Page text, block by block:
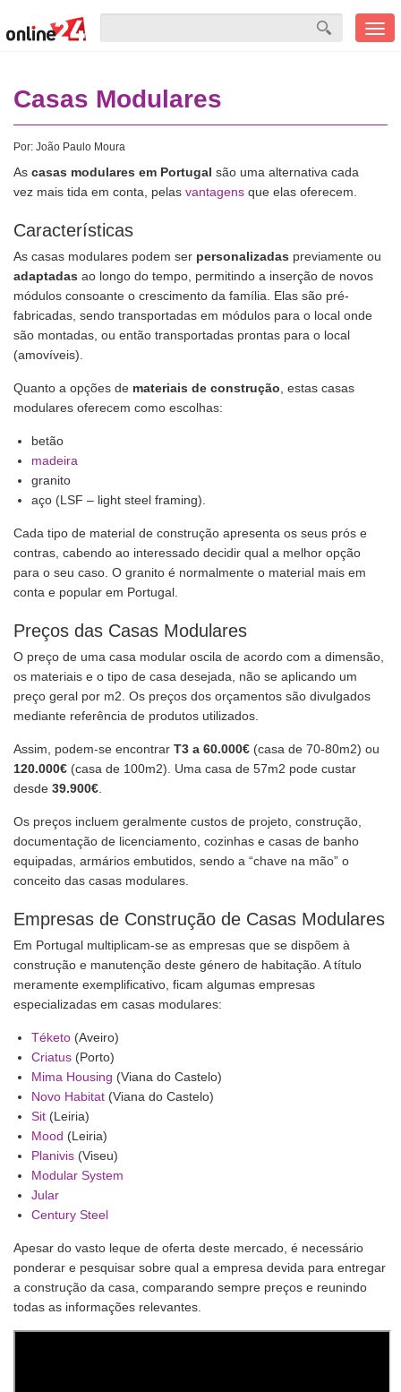
Casas Modulares
Por: João Paulo Moura
As casas modulares em Portugal são uma alternativa cada
vez mais tida em conta, pelas vantagens que elas oferecem.
Características
As casas modulares podem ser personalizadas previamente ou
adaptadas ao longo do tempo, permitindo a inserção de novos
módulos consoante o crescimento da família. Elas são pré-
fabricadas, sendo transportadas em módulos para o local onde
são montadas, ou então transportadas prontas para o local
(amovíveis).
Quanto a opções de materiais de construção , estas casas
modulares oferecem como escolhas:
betão
madeira
granito
aço (LSF – light steel framing).
Cada tipo de material de construção apresenta os seus prós e
contras, cabendo ao interessado decidir qual a melhor opção
para o seu caso. O granito é normalmente o material mais em
conta e popular em Portugal.
Preços das Casas Modulares
O preço de uma casa modular oscila de acordo com a dimensão,
os materiais e o tipo de casa desejada, não se aplicando um
preço geral por m2. Os preços dos orçamentos são divulgados
mediante referência de produtos utilizados.
Assim, podem-se encontrar T3 a 60.000€ (casa de 70-80m2) ou
120.000€ (casa de 100m2). Uma casa de 57m2 pode custar
desde 39.900€
Os preços incluem geralmente custos de projeto, construção,
documentação de licenciamento, cozinhas e casas de banho
equipadas, armários embutidos, sendo a “chave na mão” o
conceito das casas modulares.
Empresas de Construção de Casas Modulares
Em Portugal multiplicam-se as empresas que se dispõem à
construção e manutenção deste género de habitação. A título
meramente exemplificativo, ficam algumas empresas
especializadas em casas modulares:
Téketo (Aveiro)
Criatus (Porto)
Mima Housing (Viana do Castelo)
Novo Habitat (Viana do Castelo)
Sit (Leiria)
Mood (Leiria)
Planivis (Viseu)
Modular System
Jular
Century Steel
Apesar do vasto leque de oferta deste mercado, é necessário
ponderar e pesquisar sobre qual a empresa devida para entregar
a construção da casa, comparando sempre preços e reunindo
todas as informações relevantes.